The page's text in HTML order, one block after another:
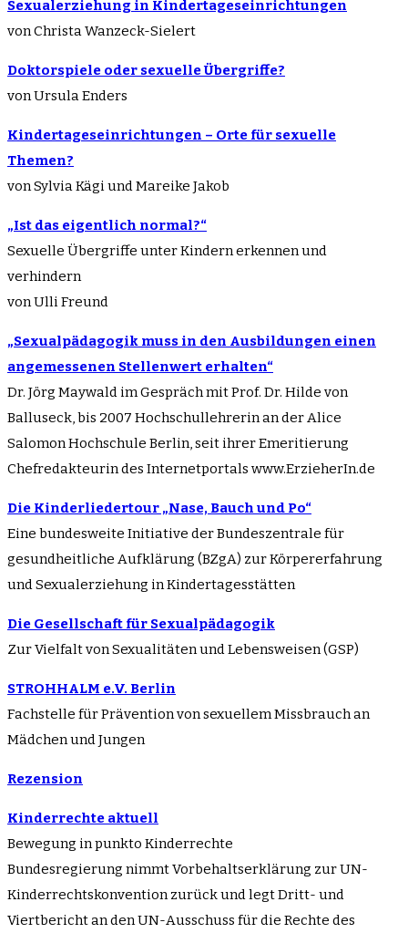
Sexualerziehung in Kindertageseinrichtungen
von Christa Wanzeck-Sielert
Doktorspiele oder sexuelle Übergriffe?
von Ursula Enders
Kindertageseinrichtungen – Orte für sexuelle
Themen?
von Sylvia Kägi und Mareike Jakob
„Ist das eigentlich normal?“
Sexuelle Übergriffe unter Kindern erkennen und
verhindern
von Ulli Freund
„Sexualpädagogik muss in den Ausbildungen einen
angemessenen Stellenwert erhalten“
Dr. Jörg Maywald im Gespräch mit Prof. Dr. Hilde von
Balluseck, bis 2007 Hochschullehrerin an der Alice
Salomon Hochschule Berlin, seit ihrer Emeritierung
Chefredakteurin des Internetportals www.ErzieherIn.de
Die Kinderliedertour „Nase, Bauch und Po“
Eine bundesweite Initiative der Bundeszentrale für
gesundheitliche Aufklärung (BZgA) zur Körpererfahrung
und Sexualerziehung in Kindertagesstätten
Die Gesellschaft für Sexualpädagogik
Zur Vielfalt von Sexualitäten und Lebensweisen (GSP)
STROHHALM e.V. Berlin
Fachstelle für Prävention von sexuellem Missbrauch an
Mädchen und Jungen
Rezension
Kinderrechte aktuell
Bewegung in punkto Kinderrechte
Bundesregierung nimmt Vorbehaltserklärung zur UN-
Kinderrechtskonvention zurück und legt Dritt- und
Viertbericht an den UN-Ausschuss für die Rechte des